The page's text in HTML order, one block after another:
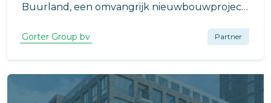
Buurland, een omvangrijk nieuwbouwproject
aantrekkelijke leefomgeving samenkomen.
Gorter Group bv Partner